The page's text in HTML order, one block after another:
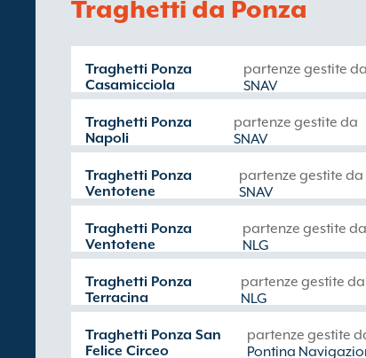
Traghetti da Ponza
Traghetti Ponza
Casamicciola
partenze gestite da
SNAV
Traghetti Ponza
Napoli
partenze gestite da
SNAV
Traghetti Ponza
Ventotene
partenze gestite da
SNAV
Traghetti Ponza
Ventotene
partenze gestite da
NLG
Traghetti Ponza
Terracina
partenze gestite da
NLG
Traghetti Ponza San
Felice Circeo
partenze gestite
Pontina